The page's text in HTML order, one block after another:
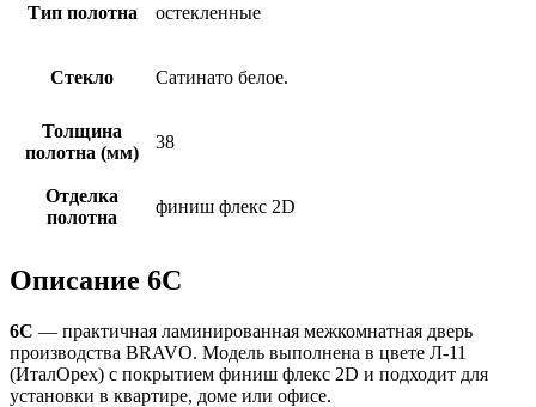
Тип полотна остекленные
Стекло Сатинато белое.
Толщина
полотна (мм)
38
Отделка
полотна
финиш флекс 2D
Описание 6С
6С — практичная ламинированная межкомнатная дверь
производства BRAVO. Модель выполнена в цвете Л-11
(ИталОрех) с покрытием финиш флекс 2D и подходит для
установки в квартире, доме или офисе.